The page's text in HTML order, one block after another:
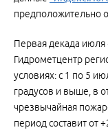
предположительно
Первая декада июля
Гидрометцентр
условиях: с 1 по 5
градусов и выше, в
чрезвычайная
период составит от